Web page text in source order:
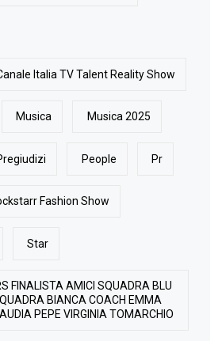
Italia TV Talent Reality Show
Musica Musica 2025
People Pr
Fashion Show
Star
FINALISTA AMICI SQUADRA BLU
BIANCA COACH EMMA
PEPE VIRGINIA TOMARCHIO